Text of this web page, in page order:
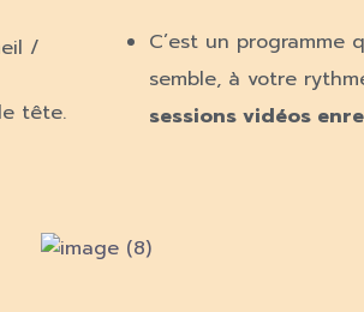
/
tête.
C’est un programme
semble, à votre
sessions vidéos